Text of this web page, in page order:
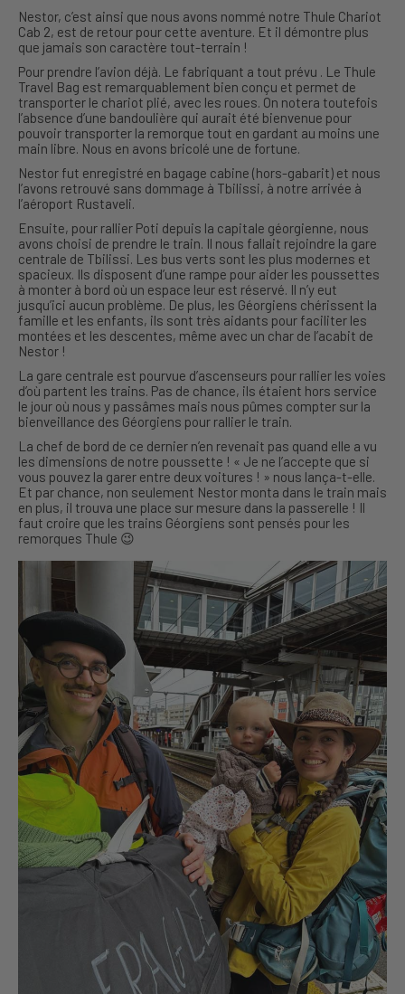
Nestor, c’est ainsi que nous avons nommé notre Thule Chariot
Cab 2, est de retour pour cette aventure. Et il démontre plus
que jamais son caractère tout-terrain !
Pour prendre l’avion déjà. Le fabriquant a tout prévu . Le Thule
Travel Bag est remarquablement bien conçu et permet de
transporter le chariot plié, avec les roues. On notera toutefois
l’absence d’une bandoulière qui aurait été bienvenue pour
pouvoir transporter la remorque tout en gardant au moins une
main libre. Nous en avons bricolé une de fortune.
Nestor fut enregistré en bagage cabine (hors-gabarit) et nous
l’avons retrouvé sans dommage à Tbilissi, à notre arrivée à
l’aéroport Rustaveli.
Ensuite, pour rallier Poti depuis la capitale géorgienne, nous
avons choisi de prendre le train. Il nous fallait rejoindre la gare
centrale de Tbilissi. Les bus verts sont les plus modernes et
spacieux. Ils disposent d’une rampe pour aider les poussettes
à monter à bord où un espace leur est réservé. Il n’y eut
jusqu’ici aucun problème. De plus, les Géorgiens chérissent la
famille et les enfants, ils sont très aidants pour faciliter les
montées et les descentes, même avec un char de l’acabit de
Nestor !
La gare centrale est pourvue d’ascenseurs pour rallier les voies
d’où partent les trains. Pas de chance, ils étaient hors service
le jour où nous y passâmes mais nous pûmes compter sur la
bienveillance des Géorgiens pour rallier le train.
La chef de bord de ce dernier n’en revenait pas quand elle a vu
les dimensions de notre poussette ! « Je ne l’accepte que si
vous pouvez la garer entre deux voitures ! » nous lança-t-elle.
Et par chance, non seulement Nestor monta dans le train mais
en plus, il trouva une place sur mesure dans la passerelle ! Il
faut croire que les trains Géorgiens sont pensés pour les
remorques Thule 😉